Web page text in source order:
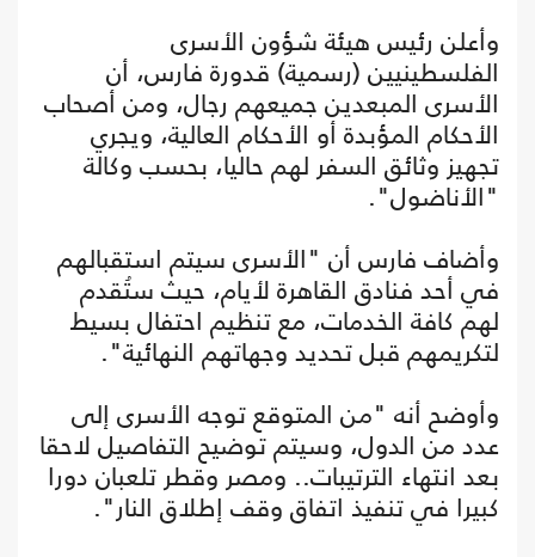
وأعلن رئيس هيئة شؤون الأسرى
الفلسطينيين (رسمية) قدورة فارس، أن
الأسرى المبعدين جميعهم رجال، ومن أصحاب
الأحكام المؤبدة أو الأحكام العالية، ويجري
تجهيز وثائق السفر لهم حاليا، بحسب وكالة
"الأناضول".
وأضاف فارس أن "الأسرى سيتم استقبالهم
في أحد فنادق القاهرة لأيام، حيث ستُقدم
لهم كافة الخدمات، مع تنظيم احتفال بسيط
لتكريمهم قبل تحديد وجهاتهم النهائية".
وأوضح أنه "من المتوقع توجه الأسرى إلى
عدد من الدول، وسيتم توضيح التفاصيل لاحقا
بعد انتهاء الترتيبات.. ومصر وقطر تلعبان دورا
كبيرا في تنفيذ اتفاق وقف إطلاق النار".